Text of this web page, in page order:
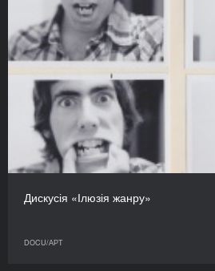
Дискусія «Ілюзія жанру»
DOCU/АРТ